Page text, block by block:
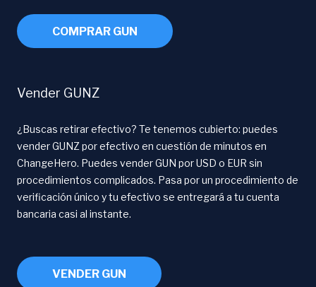
COMPRAR GUN
Vender GUNZ
¿Buscas retirar efectivo? Te tenemos cubierto: puedes
vender GUNZ por efectivo en cuestión de minutos en
ChangeHero. Puedes vender GUN por USD o EUR sin
procedimientos complicados. Pasa por un procedimiento de
verificación único y tu efectivo se entregará a tu cuenta
bancaria casi al instante.
VENDER GUN